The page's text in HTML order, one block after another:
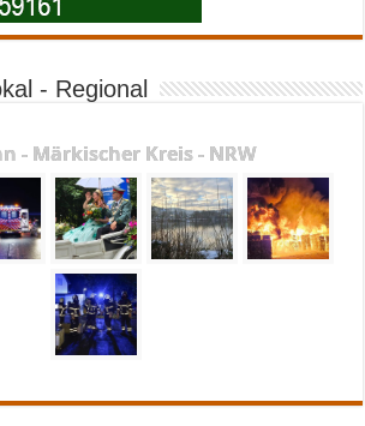
- Regional
- Märkischer Kreis - NRW